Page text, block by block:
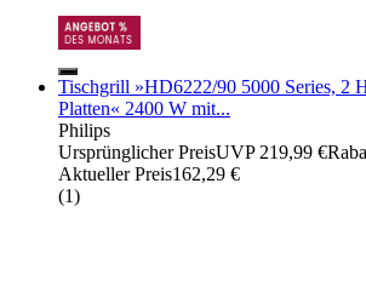
Tischgrill »HD6222/90 5000 Series, 2
Platten« 2400 W mit...
Philips
Ursprünglicher PreisUVP 219,99 €
Aktueller Preis162,29 €
(1)